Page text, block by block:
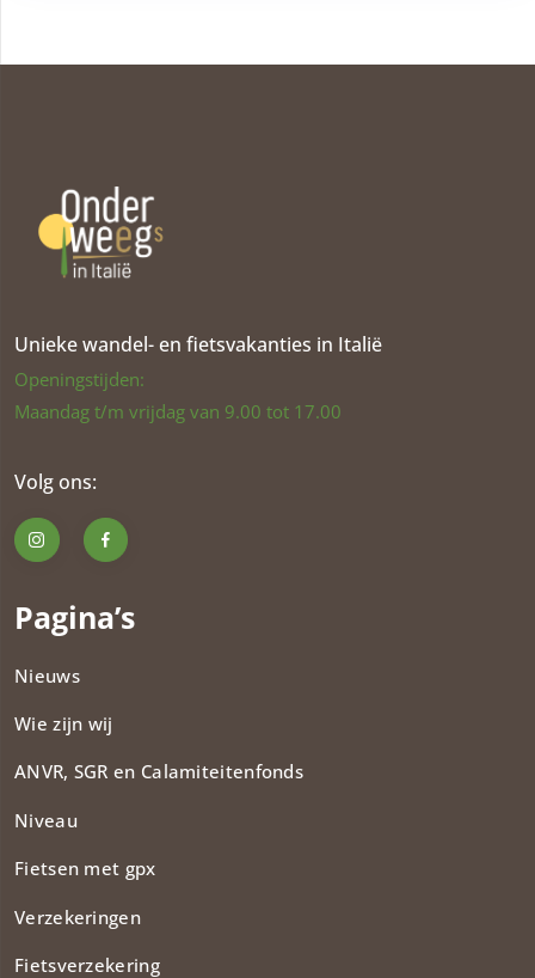
Unieke wandel- en fietsvakanties in Italië
Openingstijden:
Maandag t/m vrijdag van 9.00 tot 17.00
Volg ons:
Pagina’s
Nieuws
Wie zijn wij
ANVR, SGR en Calamiteitenfonds​
Niveau
Fietsen met gpx
Verzekeringen
Fietsverzekering